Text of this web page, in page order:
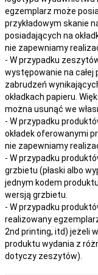
egzemplarz może
przykładowym skanie
posiadających na
nie zapewniamy
- W przypadku
występowanie na całej
zabrudzeń
okładkach papieru.
można usunąć we
- W przypadku
okładek oferowanymi
nie zapewniamy
- W przypadku
grzbietu (płaski albo
jednym kodem
wersją grzbietu.
- W przypadku
realizowany
2nd printing, itd) jeżeli
produktu wydania z
dotyczy zeszytów).